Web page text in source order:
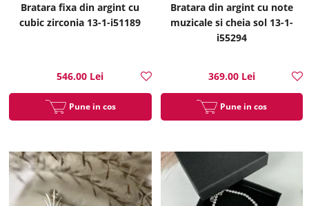
Bratara fixa din argint cu
cubic zirconia 13-1-i51189
546.00 Lei
Pune in cos
Bratara din argint cu note
muzicale si cheia sol 13-1-
i55294
369.00 Lei
Pune in cos